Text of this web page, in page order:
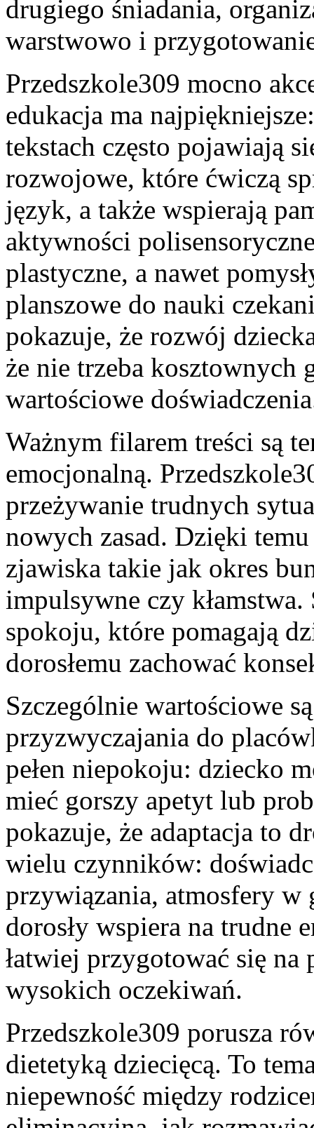
drugiego śniadania,
warstwowo i
Przedszkole309 mocno
edukacja ma
tekstach często pojawiają
rozwojowe, które ćwiczą
język, a także wspierają
aktywności
plastyczne, a nawet
planszowe do nauki
pokazuje, że rozwój
że nie trzeba kosztownych
wartościowe
Ważnym filarem treści są
emocjonalną.
przeżywanie trudnych
nowych zasad. Dzięki
zjawiska takie jak okres
impulsywne czy
spokoju, które pomagają
dorosłemu zachować
Szczególnie wartościowe
przyzwyczajania do
pełen niepokoju: dziecko
mieć gorszy apetyt lub
pokazuje, że adaptacja to
wielu czynników:
przywiązania, atmosfery w
dorosły wspiera na trudne
łatwiej przygotować się
wysokich oczekiwań.
Przedszkole309 porusza
dietetyką dziecięcą. To
niepewność między